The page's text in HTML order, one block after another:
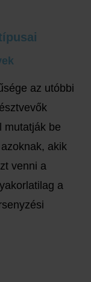
az utóbbi
mutatják be
akik
venni a
a